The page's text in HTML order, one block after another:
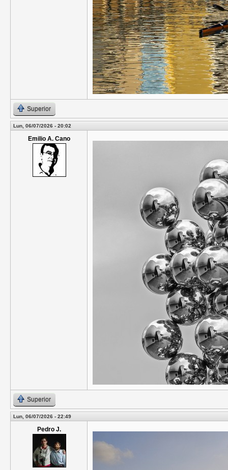
Superior
Lun, 06/07/2026 - 20:02
Emilio A. Cano
Superior
Lun, 06/07/2026 - 22:49
Pedro J.